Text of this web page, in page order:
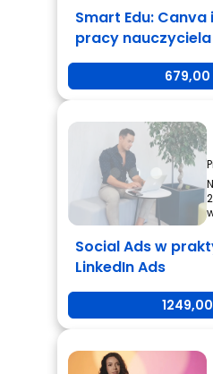
Smart Edu: Canva
pracy nauczyciela
679,00
Social Ads w
LinkedIn Ads
1249,00